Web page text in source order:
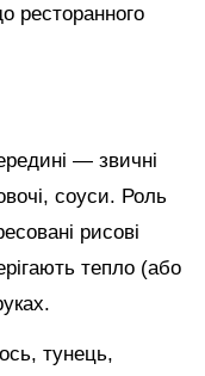
ресторанного
— звичні
соуси. Роль
рисові
тепло (або
тунець,